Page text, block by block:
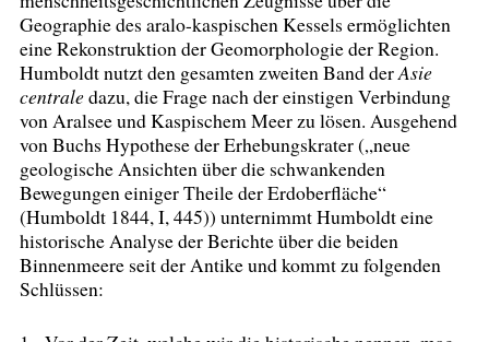
Geographie des aralo-kaspischen Kessels ermöglichten
eine Rekonstruktion der Geomorphologie der Region.
Humboldt nutzt den gesamten zweiten Band derAsie
centraledazu, die Frage nach der einstigen Verbindung
von Aralsee und Kaspischem Meer zu lösen. Ausgehend
von Buchs Hypothese der Erhebungskrater („neue
geologische Ansichten über die schwankenden
Bewegungen einiger Theile der Erdoberfläche“
(Humboldt 1844, I, 445)) unternimmt Humboldt eine
historische Analyse der Berichte über die beiden
Binnenmeere seit der Antike und kommt zu folgenden
Schlüssen: